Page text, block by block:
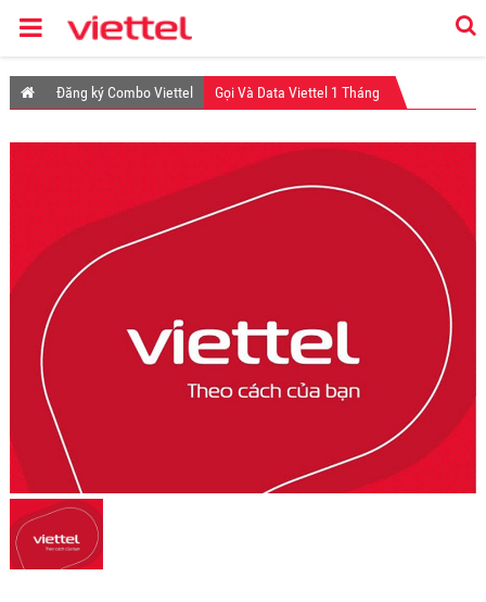
Đăng ký Combo Viettel Gọi Và Data Viettel 1 Tháng